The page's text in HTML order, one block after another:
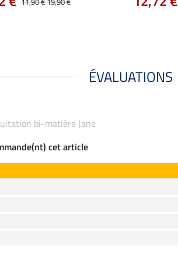
ÉVALUATIONS
bi-matière Jane
cet article